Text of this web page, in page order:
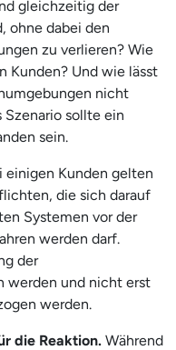
gleichzeitig der
ohne dabei den
zu verlieren? Wie
Kunden? Und wie lässt
nicht
sollte ein
sein.
einigen Kunden gelten
die sich darauf
Systemen vor der
werden darf.
der
werden und nicht erst
werden.
die Reaktion. Während